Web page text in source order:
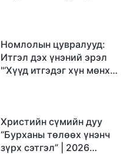
Номлолын цувралууд:
Итгэл дэх үнэний эрэл
"‘Хүүд итгэдэг хүн мөнх
Христийн сүмийн дуу
“Бурханы төлөөх үнэнч
зүрх сэтгэл” | 2026